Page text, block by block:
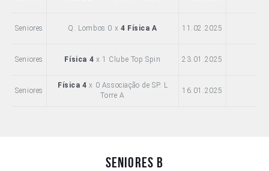
Seniores Q. Lombos 0 x 4 Física A 11.02.2025
Seniores Física 4 x 1 Clube Top Spin 23.01.2025
Seniores
Física 4 x 0 Associação de SP. L
Torre A
16.01.2025
Seniores B